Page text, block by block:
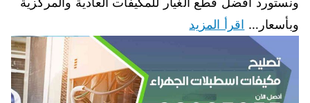
وبأسعار… اقرأ المزيد